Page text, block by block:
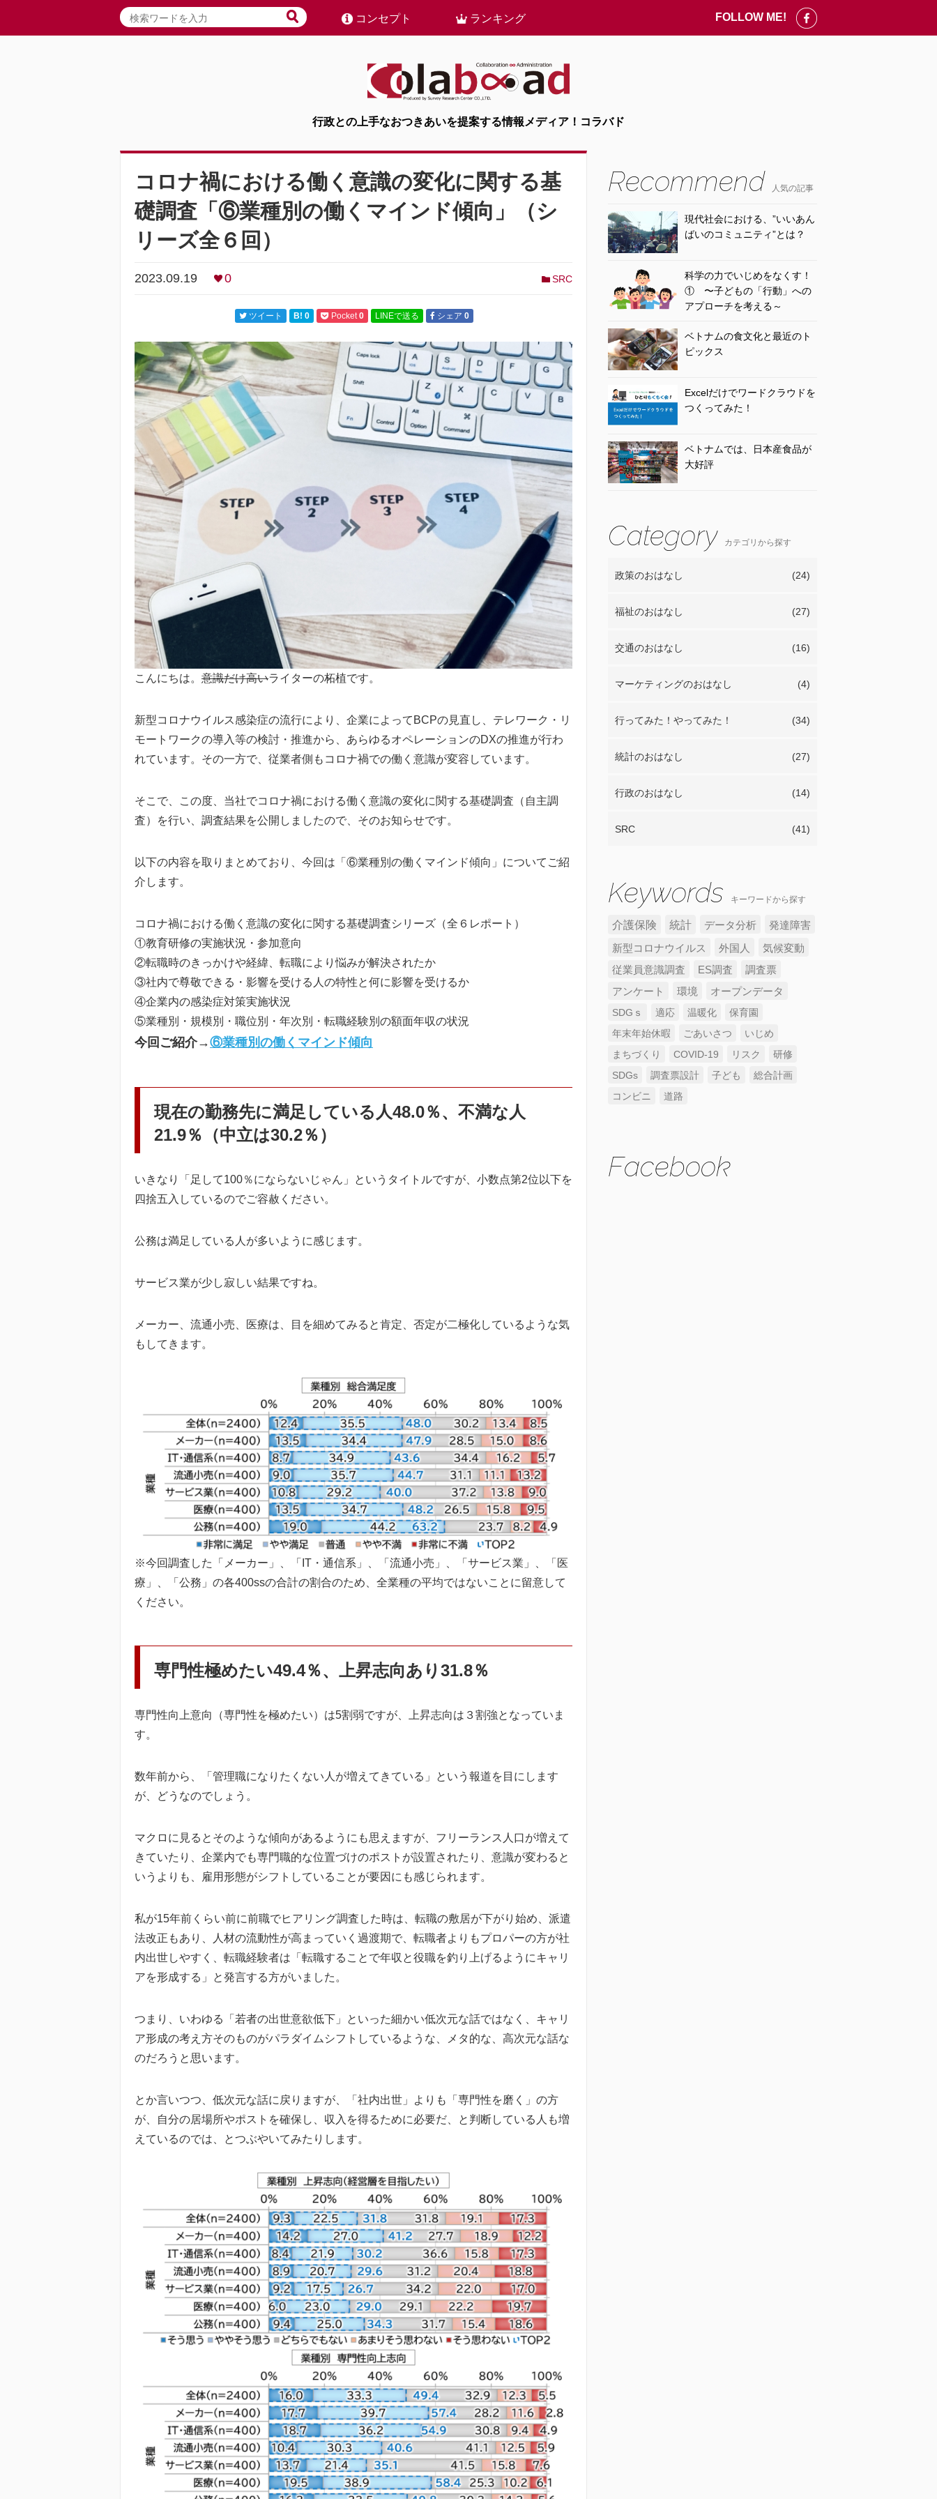
行政との上手なおつきあいを提案する情報メディア！コラバド
コンセプト ランキング FOLLOW ME!
コロナ禍における働く意識の変化に関する基
礎調査「⑥業種別の働くマインド傾向」（シ
リーズ全６回）
2023.09.19 0 SRC
ツイート B! 0 Pocket0 LINEで送る シェア 0
こんにちは。 意識だけ高いライターの柘植です。
新型コロナウイルス感染症の流行により、企業によってBCPの見直し、テレワーク・リ
モートワークの導入等の検討・推進から、あらゆるオペレーションのDXの推進が行わ
れています。その一方で、従業者側もコロナ禍での働く意識が変容しています。
そこで、この度、当社でコロナ禍における働く意識の変化に関する基礎調査（自主調
査）を行い、調査結果を公開しましたので、そのお知らせです。
以下の内容を取りまとめており、今回は「⑥業種別の働くマインド傾向」についてご紹
介します。
コロナ禍における働く意識の変化に関する基礎調査シリーズ（全６レポート）
①教育研修の実施状況・参加意向
②転職時のきっかけや経緯、転職により悩みが解決されたか
③社内で尊敬できる・影響を受ける人の特性と何に影響を受けるか
④企業内の感染症対策実施状況
⑤業種別・規模別・職位別・年次別・転職経験別の額面年収の状況
今回ご紹介→⑥業種別の働くマインド傾向
現在の勤務先に満足している人48.0％、不満な人
21.9％（中立は30.2％）
いきなり「足して100％にならないじゃん」というタイトルですが、小数点第2位以下を
四捨五入しているのでご容赦ください。
公務は満足している人が多いように感じます。
サービス業が少し寂しい結果ですね。
メーカー、流通小売、医療は、目を細めてみると肯定、否定が二極化しているような気
もしてきます。
※今回調査した「メーカー」、「IT・通信系」、「流通小売」、「サービス業」、「医
療」、「公務」の各400ssの合計の割合のため、全業種の平均ではないことに留意して
ください。
専門性極めたい49.4％、上昇志向あり31.8％
専門性向上意向（専門性を極めたい）は5割弱ですが、上昇志向は３割強となっていま
す。
数年前から、「管理職になりたくない人が増えてきている」という報道を目にします
が、どうなのでしょう。
マクロに見るとそのような傾向があるようにも思えますが、フリーランス人口が増えて
きていたり、企業内でも専門職的な位置づけのポストが設置されたり、意識が変わると
いうよりも、雇用形態がシフトしていることが要因にも感じられます。
私が15年前くらい前に前職でヒアリング調査した時は、転職の敷居が下がり始め、派遣
法改正もあり、人材の流動性が高まっていく過渡期で、転職者よりもプロパーの方が社
内出世しやすく、転職経験者は「転職することで年収と役職を釣り上げるようにキャリ
アを形成する」と発言する方がいました。
つまり、いわゆる「若者の出世意欲低下」といった細かい低次元な話ではなく、キャリ
ア形成の考え方そのものがパラダイムシフトしているような、メタ的な、高次元な話な
のだろうと思います。
とか言いつつ、低次元な話に戻りますが、「社内出世」よりも「専門性を磨く」の方
が、自分の居場所やポストを確保し、収入を得るために必要だ、と判断している人も増
えているのでは、とつぶやいてみたりします。
人気の記事
現代社会における、”いいあん
ばいのコミュニティ”とは？
科学の力でいじめをなくす！
① 〜子どもの「行動」への
アプローチを考える～
ベトナムの食文化と最近のト
ピックス
Excelだけでワードクラウドを
つくってみた！
ベトナムでは、日本産食品が
大好評
カテゴリから探す
政策のおはなし (24)
福祉のおはなし (27)
交通のおはなし (16)
マーケティングのおはなし (4)
行ってみた！やってみた！ (34)
統計のおはなし (27)
行政のおはなし (14)
SRC (41)
キーワードから探す
介護保険 統計 データ分析
発達障害
新型コロナウイルス
外国人 気候変動
従業員意識調査 ES調査
調査票
アンケート
環境
オープンデータ
SDGｓ
適応 温暖化
保育園
年末年始休暇
ごあいさつ
いじめ
まちづくり
COVID-19 リスク
研修
SDGs
調査票設計 子ども
総合計画
コンビニ
道路
Facebook